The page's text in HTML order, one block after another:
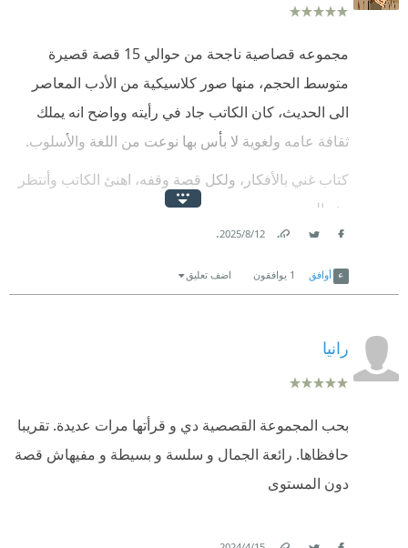
مجموعه قصاصية ناجحة من حوالي 15 قصة قصيرة
متوسط الحجم، منها صور كلاسيكية من الأدب المعاصر
الى الحديث، كان الكاتب جاد في رأيته وواضح انه يملك
ثقافة عامه ولغوية لا بأس بها نوعت من اللغة والأسلوب.
كتاب غني بالأفكار، ولكل قصة وقفه، اهنئ الكاتب وأنتظر
منه المزيد.
12‏/8‏/2025
.
أوافق 1 يوافقون اضف تعليق
رانيا
بحب المجموعة القصصية دي و قرأتها مرات عديدة. تقريبا
حافظاها. رائعة الجمال و سلسة و بسيطة و مفيهاش قصة
دون المستوى